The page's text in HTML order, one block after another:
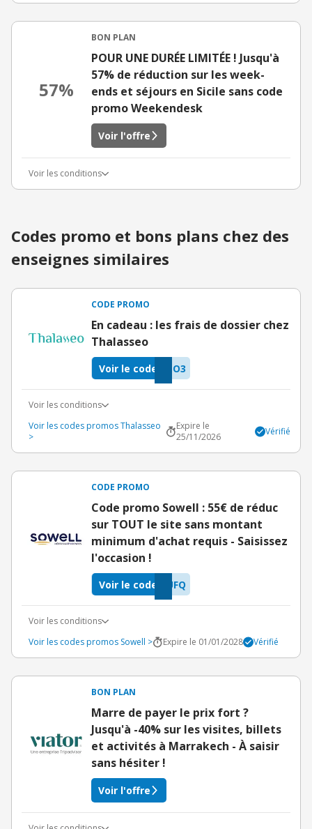
57%
BON PLAN
POUR UNE DURÉE LIMITÉE ! Jusqu'à
57% de réduction sur les week-
ends et séjours en Sicile sans code
promo Weekendesk
Voir l'offre
Voir les conditions
Codes promo et bons plans chez des
enseignes similaires
CODE PROMO
En cadeau : les frais de dossier chez
Thalasseo
LO3
Voir le code
Voir les conditions
Voir les codes promos Thalasseo
>
Expire le
25/11/2026
Vérifié
CODE PROMO
Code promo Sowell : 55€ de réduc
sur TOUT le site sans montant
minimum d'achat requis - Saisissez
l'occasion !
UFQ
Voir le code
Voir les conditions
Voir les codes promos Sowell >
Expire le 01/01/2028 Vérifié
BON PLAN
Marre de payer le prix fort ?
Jusqu'à -40% sur les visites, billets
et activités à Marrakech - À saisir
sans hésiter !
Voir l'offre